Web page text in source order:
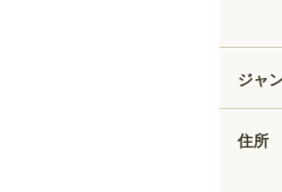
ジャ
住所